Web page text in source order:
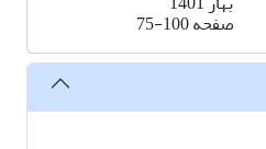
صفحه75-100